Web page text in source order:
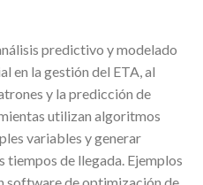
predictivo y modelado
en la gestión del ETA, al
y la predicción de
utilizan algoritmos
variables y generar
de llegada. Ejemplos